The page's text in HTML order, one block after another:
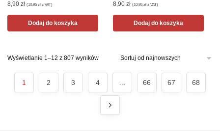
8,90 zł (10,95 zł z VAT)
Dodaj do koszyka
8,90zł (10,95zł z VAT)
Dodaj do koszyka
Wyświetlanie 1–12 z 807 wynikówPosortowane
1 2 3 4 66 67 68